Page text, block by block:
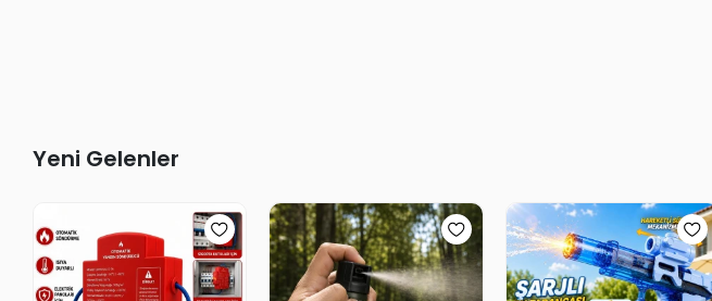
Yeni Gelenler